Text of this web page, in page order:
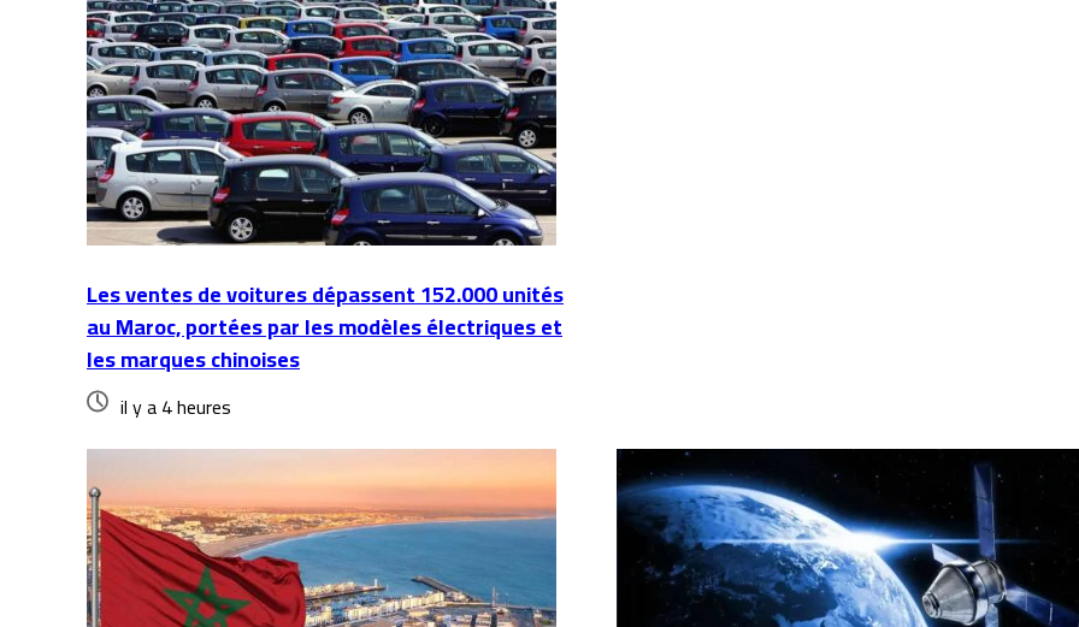
Les ventes de voitures dépassent 152.000 unités
au Maroc, portées par les modèles électriques et
les marques chinoises
il y a 4 heures